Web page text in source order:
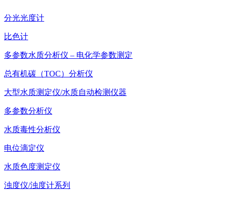
分光光度计
比色计
多参数水质分析仪 – 电化学参数测定
总有机碳（TOC）分析仪
大型水质测定仪/水质自动检测仪器
多参数分析仪
水质毒性分析仪
电位滴定仪
水质色度测定仪
浊度仪/浊度计系列